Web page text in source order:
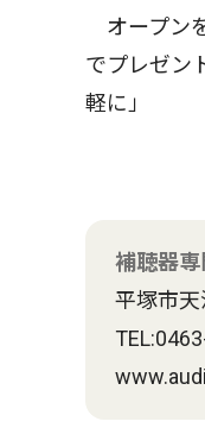
オープン
でプレゼン
軽に」
補聴器
平塚市天